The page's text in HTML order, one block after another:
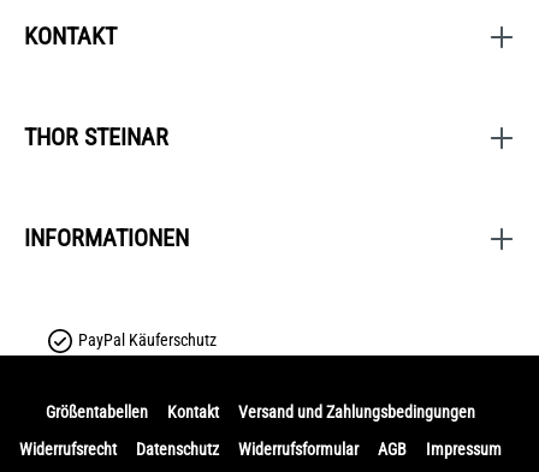
KONTAKT
THOR STEINAR
INFORMATIONEN
PayPal Käuferschutz
Größentabellen Kontakt
Versand und Zahlungsbedingungen
Widerrufsrecht
Datenschutz Widerrufsformular AGB Impressum